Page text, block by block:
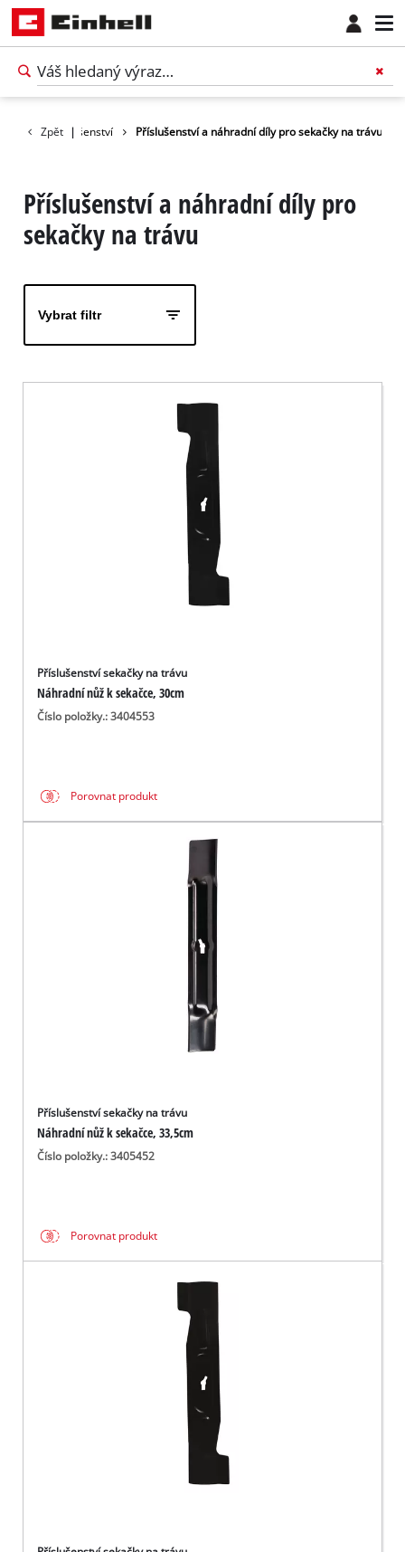
Zpět |
Zahradní příslušenství Příslušenství a náhradní díly pro sekačky na trávu
Příslušenství a náhradní díly pro
sekačky na trávu
Vybrat filtr
Příslušenství sekačky na trávu
Náhradní nůž k sekačce, 30cm
Číslo položky.: 3404553
Porovnat produkt
Příslušenství sekačky na trávu
Náhradní nůž k sekačce, 33,5cm
Číslo položky.: 3405452
Porovnat produkt